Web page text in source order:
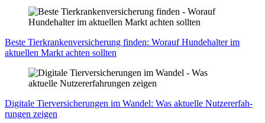
Bes­te Tier­kran­ken­ver­si­che­rung fin­den: Wor­auf Hun­de­hal­ter im
aktu­el­len Markt ach­ten soll­ten
Digi­ta­le Tier­ver­si­che­run­gen im Wan­del: Was aktu­el­le Nut­zer­er­fah­
run­gen zei­gen